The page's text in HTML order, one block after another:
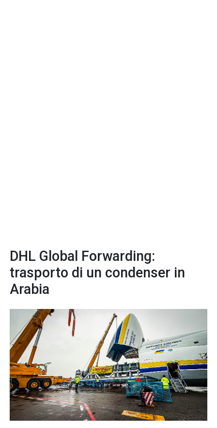
DHL Global Forwarding:
trasporto di un condenser in
Arabia